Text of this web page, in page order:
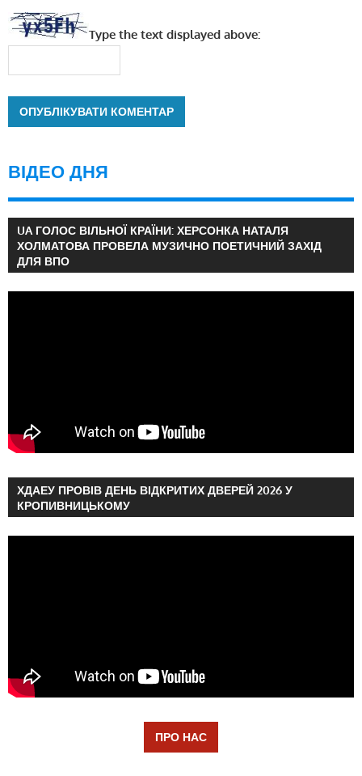
Type the text displayed above:
ВІДЕО ДНЯ
UA ГОЛОС ВІЛЬНОЇ КРАЇНИ: ХЕРСОНКА НАТАЛЯ
ХОЛМАТОВА ПРОВЕЛА МУЗИЧНО ПОЕТИЧНИЙ ЗАХІД
ДЛЯ ВПО
ХДАЕУ ПРОВІВ ДЕНЬ ВІДКРИТИХ ДВЕРЕЙ 2026 У
КРОПИВНИЦЬКОМУ
ПРО НАС